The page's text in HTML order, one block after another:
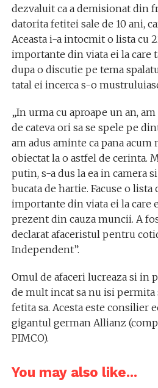
dezvaluit ca a demisionat din
datorita fetitei sale de 10 ani,
Aceasta i-a intocmit o lista cu
importante din viata ei la care
dupa o discutie pe tema
tatal ei incerca s-o
„In urma cu aproape un an,
de cateva ori sa se spele pe
am adus aminte ca pana
obiectat la o astfel de cerinta.
putin, s-a dus la ea in camera
bucata de hartie. Facuse o
importante din viata ei la care
prezent din cauza muncii. A
declarat afaceristul pentru
Independent”.
Omul de afaceri lucreaza si in
de mult incat sa nu isi permita
fetita sa. Acesta este consilier
gigantul german Allianz
PIMCO).
You may also like...